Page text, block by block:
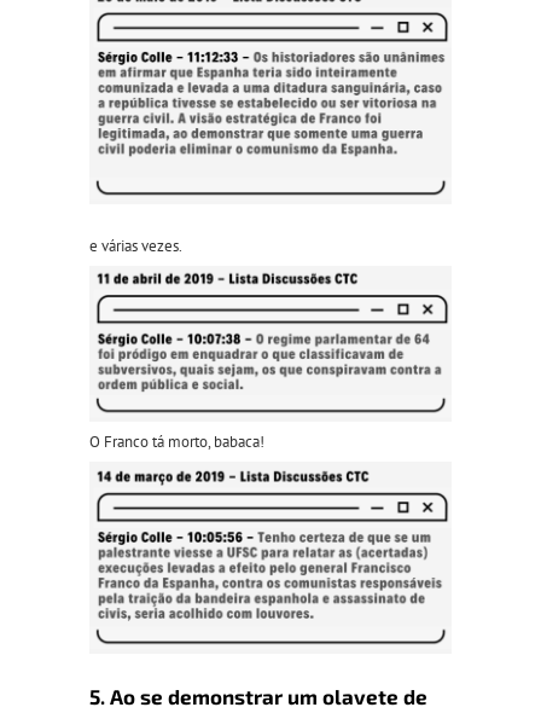
e várias vezes.
O Franco tá morto, babaca!
5. Ao se demonstrar um olavete de